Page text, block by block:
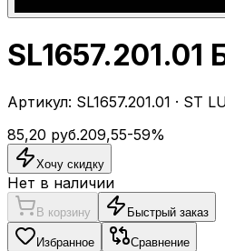
Артикул: SL1657.201.01 · ST
85,20 руб.209,55-59%
Хочу скидку
Нет в наличии
В корзину Быстрый заказ
Избранное Сравнение